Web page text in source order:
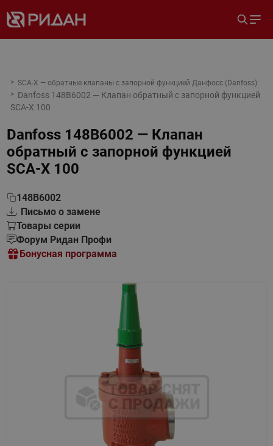
SCA-X — обратные клапаны с запорной функцией Данфосс (Danfoss)
Danfoss 148B6002 — Клапан обратный с запорной функцией
SCA-X 100
Danfoss 148B6002 — Клапан
обратный с запорной функцией
SCA-X 100
148B6002
Письмо о замене
Товары серии
Форум Ридан Профи
Бонусная программа